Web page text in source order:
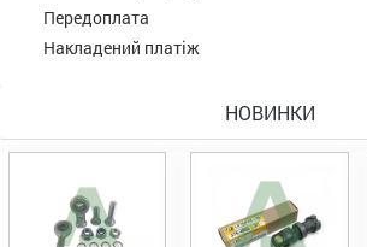
Передоплата
Накладений платіж
НОВИНКИ